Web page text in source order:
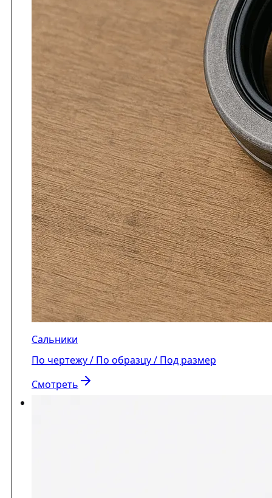
Сальники
По чертежу / По образцу / Под размер
Смотреть